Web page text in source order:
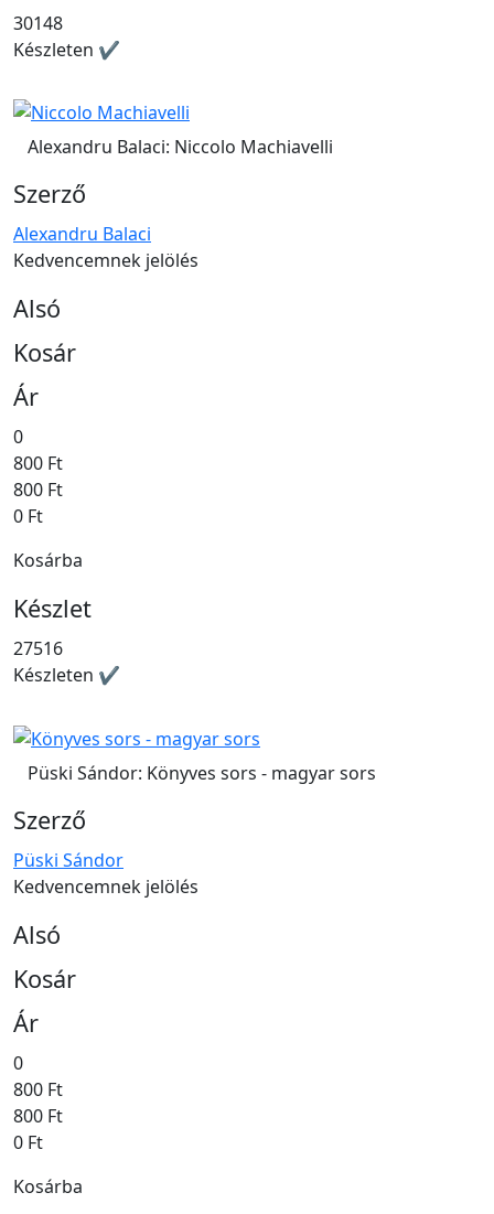
30148
Készleten ✔
Alexandru Balaci: Niccolo Machiavelli
Szerző
Alexandru Balaci
Kedvencemnek jelölés
Alsó
Kosár
Ár
0
800 Ft
800 Ft
0 Ft
Kosárba
Készlet
27516
Készleten ✔
Püski Sándor: Könyves sors - magyar sors
Szerző
Püski Sándor
Kedvencemnek jelölés
Alsó
Kosár
Ár
0
800 Ft
800 Ft
0 Ft
Kosárba